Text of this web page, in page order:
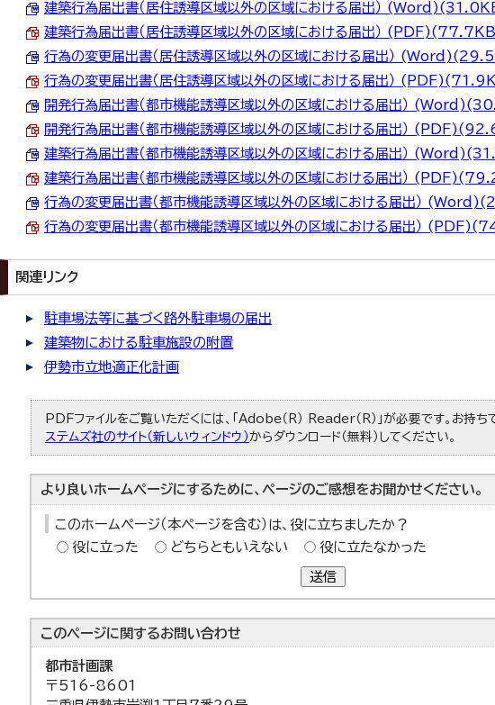
建築行為届出書（居住誘導区域以外の区域における届出）
建築行為届出書（居住誘導区域以外の区域における届出）
行為の変更届出書（居住誘導区域以外の区域における届出）
行為の変更届出書（居住誘導区域以外の区域における届出）
開発行為届出書（都市機能誘導区域以外の区域における届出）
開発行為届出書（都市機能誘導区域以外の区域における届出）
建築行為届出書（都市機能誘導区域以外の区域における届出）
建築行為届出書（都市機能誘導区域以外の区域における届出）
行為の変更届出書（都市機能誘導区域以外の区域における届出）
行為の変更届出書（都市機能誘導区域以外の区域における届出）
関連リンク
駐車場法等に基づく路外駐車場の届出
建築物における駐車施設の附置
伊勢市立地適正化計画
PDFファイルをご覧いただくには、「Adobe（R） Reader（R）」が必要です。お持ち
ステムズ社のサイト（新しいウィンドウ） からダウンロード（無料）してください。
より良いホームページにするために、ページのご感想をお聞かせください。
このホームページ（本ページを含む）は、役に立ちましたか？
役に立った
どちらともいえない 役に立たなかった
送信
このページに関するお問い合わせ
都市計画課
〒516-8601